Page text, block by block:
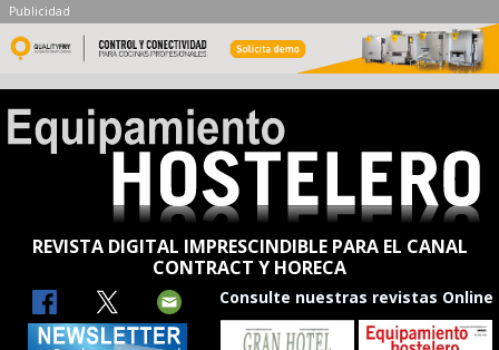
Publicidad
REVISTA DIGITAL IMPRESCINDIBLE PARA EL CANAL
CONTRACT Y HORECA
Consulte nuestras revistas Online